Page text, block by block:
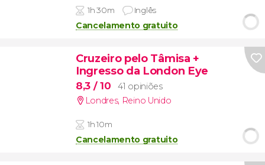
1h 30m Inglês
Cancelamento gratuito
Cruzeiro pelo Tâmisa +
Ingresso da London Eye
8,3 / 10
41 opiniões
Londres, Reino Unido
1h 10m
Cancelamento gratuito